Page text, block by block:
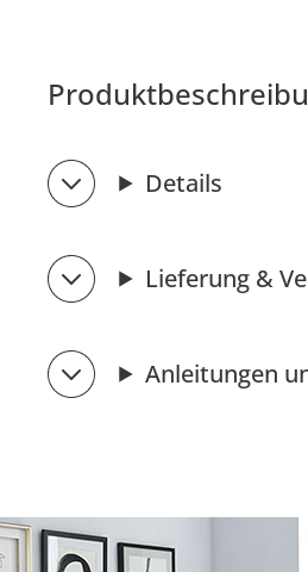
Details
Lieferung &
Anleitungen